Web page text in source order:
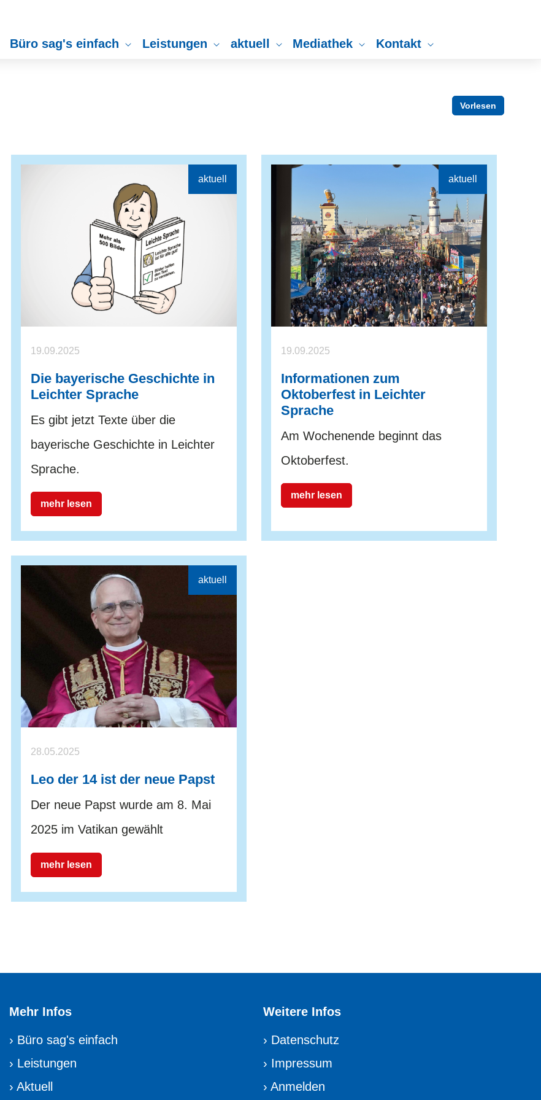
Büro sag's einfach Leistungen aktuell Mediathek Kontakt
Vorlesen
19.09.2025
Die bayerische Geschichte in
Leichter Sprache
Es gibt jetzt Texte über die
bayerische Geschichte in Leichter
Sprache.
mehr lesen
19.09.2025
Informationen zum
Oktoberfest in Leichter
Sprache
Am Wochenende beginnt das
Oktoberfest.
mehr lesen
28.05.2025
Leo der 14 ist der neue Papst
Der neue Papst wurde am 8. Mai
2025 im Vatikan gewählt
mehr lesen
Mehr Infos
› Büro sag's einfach
› Leistungen
›Aktuell
Weitere Infos
› Datenschutz
› Impressum
› Anmelden